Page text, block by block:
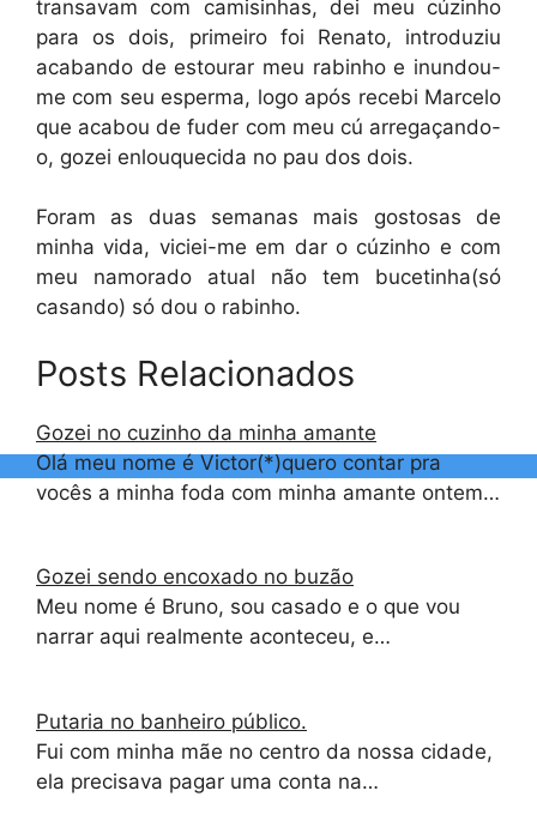
transavam com camisinhas, dei meu cúzinho
para os dois, primeiro foi Renato, introduziu
acabando de estourar meu rabinho e inundou-
me com seu esperma, logo após recebi Marcelo
que acabou de fuder com meu cú arregaçando-
o, gozei enlouquecida no pau dos dois.
Foram as duas semanas mais gostosas de
minha vida, viciei-me em dar o cúzinho e com
meu namorado atual não tem bucetinha(só
casando) só dou o rabinho.
Posts Relacionados
Gozei no cuzinho da minha amante
Olá meu nome é Victor(*)quero contar pra
vocês a minha foda com minha amante ontem…
Gozei sendo encoxado no buzão
Meu nome é Bruno, sou casado e o que vou
narrar aqui realmente aconteceu, e…
Putaria no banheiro público.
Fui com minha mãe no centro da nossa cidade,
ela precisava pagar uma conta na…